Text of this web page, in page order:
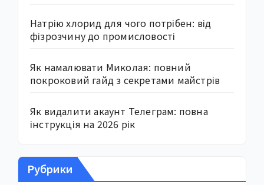
Натрію хлорид для чого потрібен: від
фізрозчину до промисловості
Як намалювати Миколая: повний
покроковий гайд з секретами майстрів
Як видалити акаунт Телеграм: повна
інструкція на 2026 рік
Рубрики